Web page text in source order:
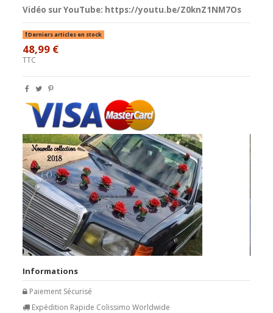
Vidéo sur YouTube: https://youtu.be/Z0knZ1NM7Os
Derniers articles en stock
48,99 €
TTC
Informations
Paiement Sécurisé
Expédition Rapide Colissimo Worldwide